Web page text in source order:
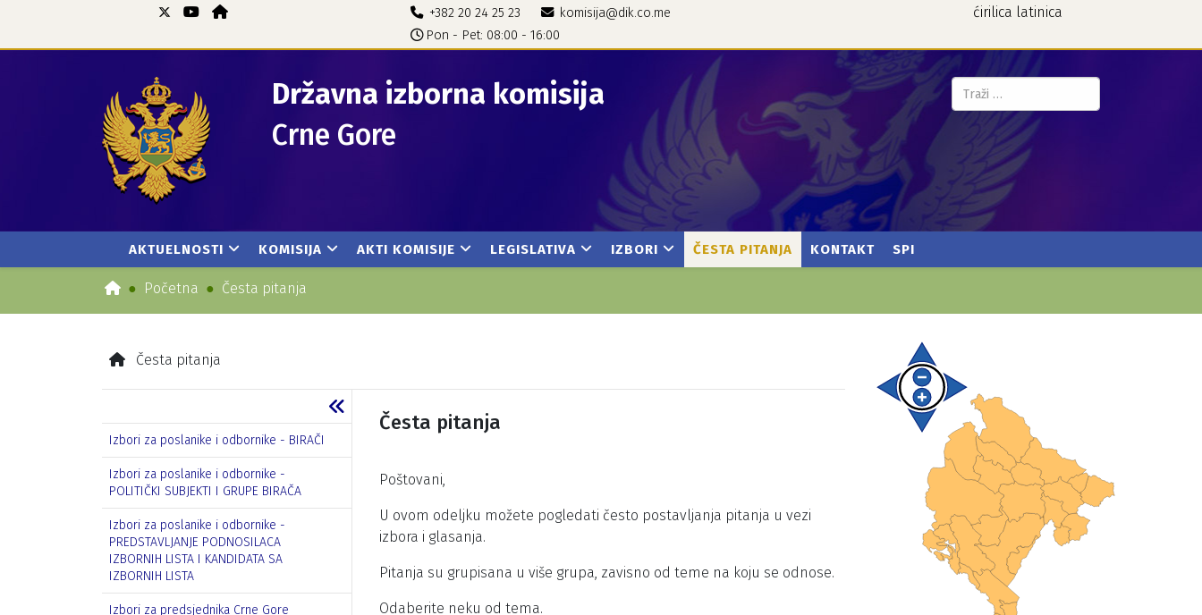
+382 20 24 25 23
komisija@dik.co.me
Pon - Pet: 08:00 - 16:00
ćirilica latinica
Državna izborna komisija
Crne Gore
Pretraga...
AKTUELNOSTI KOMISIJA AKTI KOMISIJE LEGISLATIVA IZBORI ČESTA PITANJA KONTAKT SPI
Početna Česta pitanja
Česta pitanja
Izbori za poslanike i odbornike - BIRAČI
Izbori za poslanike i odbornike -
POLITIČKI SUBJEKTI I GRUPE BIRAČA
Izbori za poslanike i odbornike -
PREDSTAVLJANJE PODNOSILACA
IZBORNIH LISTA I KANDIDATA SA
IZBORNIH LISTA
Izbori za predsjednika Crne Gore
Česta pitanja
Poštovani,
U ovom odeljku možete pogledati često postavljanja pitanja u vezi
izbora i glasanja.
Pitanja su grupisana u više grupa, zavisno od teme na koju se odnose.
Odaberite neku od tema.